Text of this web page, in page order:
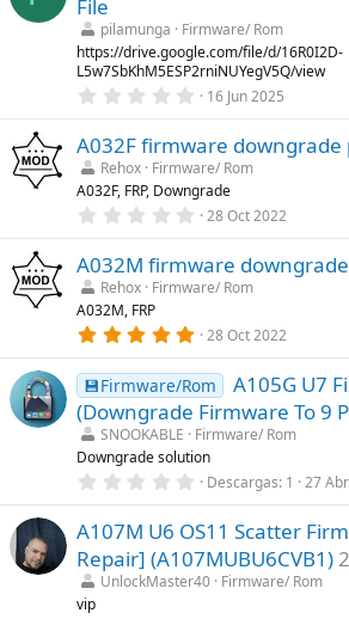
t
r
e
l
s
)
File
pilamunga
Firmware/ Rom
https://drive.google.com/file/d/16R0I2D-
L5w7SbKhM5ESP2rniNUYegV5Q/view
0
0
0
e
s
t
r
l
l
a
(
)
16 Jun 2025
A032F firmware downgrade
Rehox Firmware/ Rom
A032F, FRP, Downgrade
0
0
0
e
s
r
l
l
a
s
)
28 Oct 2022
A032M firmware downgrade
Rehox Firmware/ Rom
A032M, FRP
5
0
0
e
s
t
r
e
l
(
s
)
28 Oct 2022
💾Firmware/Rom
A105G U7
(Downgrade Firmware To 9
SNOOKABLE
Firmware/ Rom
Downgrade solution
0
0
0
e
s
t
Descargas 1 27
A107M U6 OS11 Scatter
Repair] (A107MUBU6CVB1)
UnlockMaster40 Firmware/ Rom
vip